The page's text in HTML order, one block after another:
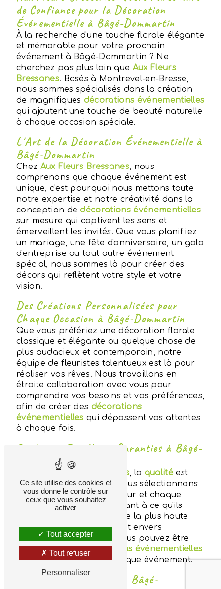
de Confiance pour la Décoration
Événementielle à Bâgé-Dommartin
À la recherche d'une touche florale élégante
et mémorable pour votre prochain
événement à Bâgé-Dommartin ? Ne
cherchez pas plus loin que Aux Fleurs
Bressanes. Basés à Montrevel-en-Bresse,
nous sommes spécialisés dans la création
de magnifiques décorations événementielles
qui ajoutent une touche de beauté naturelle
à chaque occasion spéciale.
L'Art de la Décoration Événementielle à
Bâgé-Dommartin
Chez Aux Fleurs Bressanes, nous
comprenons que chaque événement est
unique, c'est pourquoi nous mettons toute
notre expertise et notre créativité dans la
conception dedécorations événementielles
sur mesure qui captivent les sens et
émerveillent les invités. Que vous planifiiez
un mariage, une fête d'anniversaire, un gala
d'entreprise ou tout autre événement
spécial, nous sommes là pour créer des
décors qui reflètent votre style et votre
vision.
Des Créations Personnalisées pour
Chaque Occasion à Bâgé-Dommartin
Que vous préfériez une décoration florale
classique et élégante ou quelque chose de
plus audacieux et contemporain, notre
équipe de fleuristes talentueux est là pour
réaliser vos rêves. Nous travaillons en
étroite collaboration avec vous pour
comprendre vos besoins et vos préférences,
afin de créer des décorations
événementielles qui dépassent vos attentes
à chaque fois.
Qualité et Excellence Garanties à Bâgé-
Dommartin
Aux Fleurs Bressanes, la qualitéest
notre priorité absolue. Nous sélectionnons
soigneusement chaque fleur et chaque
élément décoratif, en veillant à ce qu'ils
soient frais, éclatants et de la plus haute
qualité. Notre engagement envers
l'excellence signifie que vous pouvez être
assuré que vosdécorations événementielles
seront impeccables à chaque événement.
Partenaire Interflora à Bâgé-
Ce site utilise des cookies et
vous donne le contrôle sur
ceux que vous souhaitez
activer
Tout accepter
Tout refuser
Personnaliser